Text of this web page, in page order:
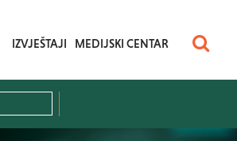
IZVJEŠTAJI MEDIJSKI CENTAR